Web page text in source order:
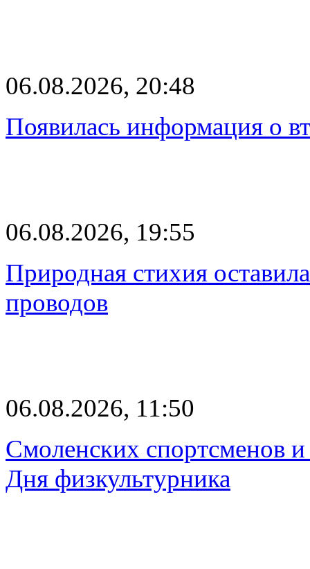
06.08.2026, 20:48
Появилась информация о
06.08.2026, 19:55
Природная стихия
проводов
06.08.2026, 11:50
Смоленских спортсменов
Дня физкультурника